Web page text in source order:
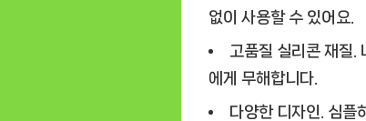
없이 사용할 수 있어요.
고품질 실리콘 재질.
에게 무해합니다.
다양한 디자인.
심플